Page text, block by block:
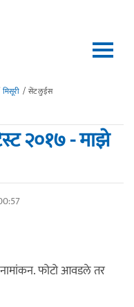
मिसूरी / सेंट लुईस
२०१७ - माझे
नामांकन. फोटो आवडले तर